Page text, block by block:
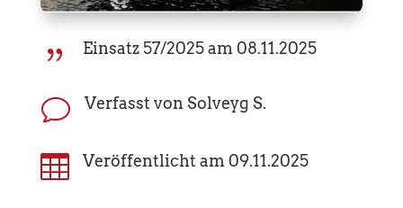
{ Einsatz 57/2025 am 08.11.2025
v Verfasst von Solveyg S.
 Veröffentlicht am 09.11.2025